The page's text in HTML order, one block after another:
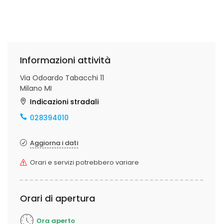
Informazioni attività
Via Odoardo Tabacchi 11
Milano MI
Indicazioni stradali
028394010
Aggiorna i dati
Orari e servizi potrebbero variare
Orari di apertura
Ora aperto